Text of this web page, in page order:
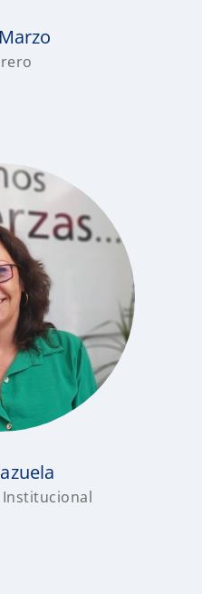
Institucional